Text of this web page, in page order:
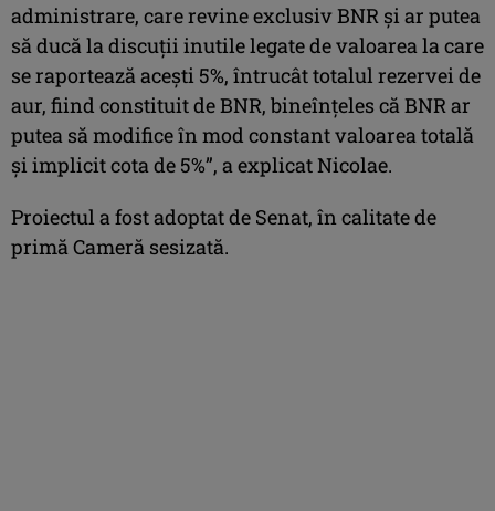
administrare, care revine exclusiv BNR şi ar putea
să ducă la discuţii inutile legate de valoarea la care
se raportează aceşti 5%, întrucât totalul rezervei de
aur, fiind constituit de BNR, bineînţeles că BNR ar
putea să modifice în mod constant valoarea totală
şi implicit cota de 5%”, a explicat Nicolae.
Proiectul a fost adoptat de Senat, în calitate de
primă Cameră sesizată.